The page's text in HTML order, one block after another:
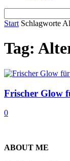
Start Schlagworte
Tag:
Frischer Glow
0
ABOUT ME